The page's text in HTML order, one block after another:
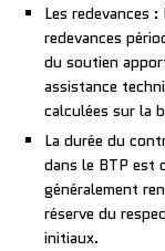
Les redevances
redevances
du soutien
assistance
calculées sur la
La durée du
dans le BTP est
généralement
réserve du
initiaux.